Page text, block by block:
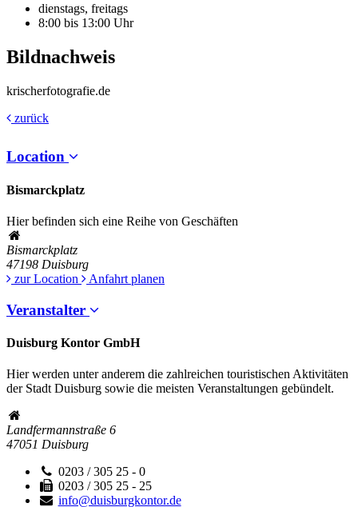
dienstags, freitags
8:00 bis 13:00 Uhr
Bildnachweis
krischerfotografie.de
zurück
Location
Bismarckplatz
Hier befinden sich eine Reihe von Geschäften
Bismarckplatz
47198 Duisburg
zur Location
Anfahrt planen
Veranstalter
Duisburg Kontor GmbH
Hier werden unter anderem die zahlreichen touristischen Aktivitäten
der Stadt Duisburg sowie die meisten Veranstaltungen gebündelt.
Landfermannstraße 6
47051 Duisburg
0203 / 305 25 - 0
0203 / 305 25 - 25
info@duisburgkontor.de